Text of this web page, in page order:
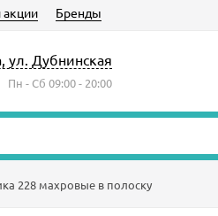
акции Бренды
ул. Дубнинская
Пн - Сб 09:00 - 20:00
228 махровые в полоску